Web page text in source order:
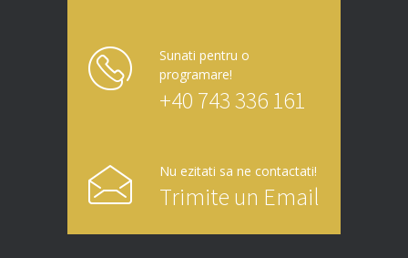
Sunati pentru o
programare!
+40 743 336 161
Nu ezitati sa ne contactati!
Trimite un Email